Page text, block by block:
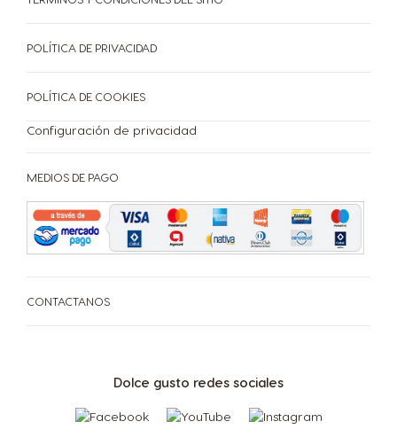
Dolce gusto redes sociales
MEDIOS DE PAGO
CONTACTANOS
POLÍTICA DE PRIVACIDAD
POLÍTICA DE COOKIES
Configuración de privacidad